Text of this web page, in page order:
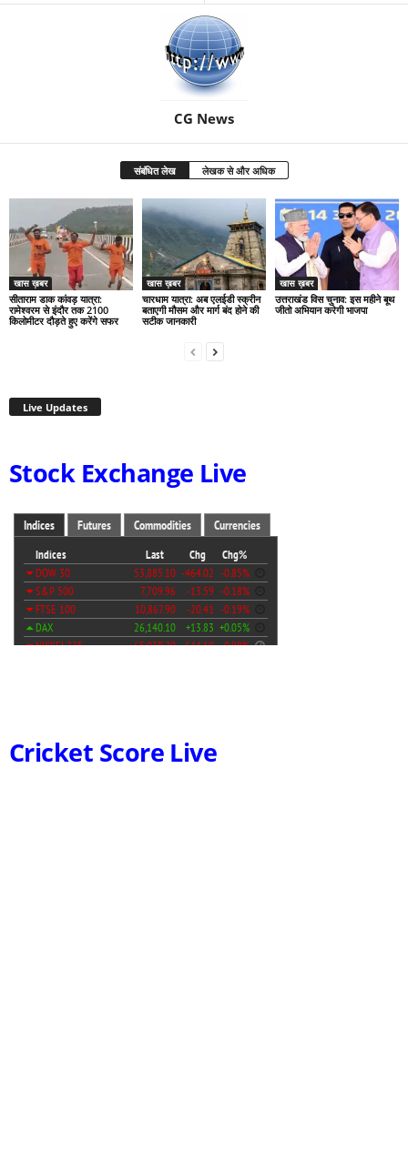
CG News
संबंधित लेख लेखक से और अधिक
खास ख़बर
सीताराम डाक कांवड़ यात्रा:
रामेश्वरम से इंदौर तक 2100
किलोमीटर दौड़ते हुए करेंगे सफर
खास ख़बर
चारधाम यात्रा: अब एलईडी स्क्रीन
बताएगी मौसम और मार्ग बंद होने की
सटीक जानकारी
खास ख़बर
उत्तराखंड विस चुनाव: इस महीने बूथ
जीतो अभियान करेगी भाजपा
Live Updates
Stock Exchange Live
Cricket Score Live